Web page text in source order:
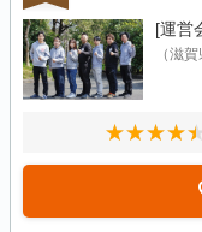
[運営
（滋